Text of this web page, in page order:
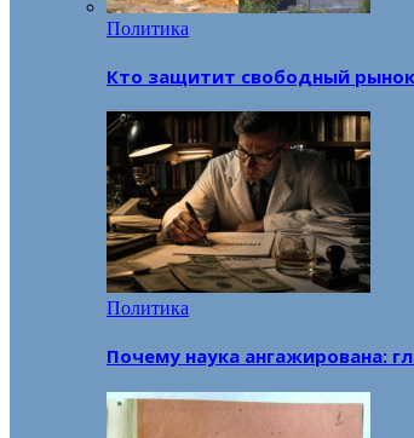
Политика
Кто защитит свободный
Политика
Почему наука ангажирована: